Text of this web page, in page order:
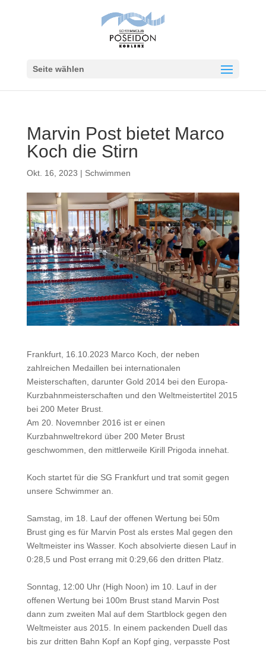
Seite wählen
Marvin Post bietet Marco
Koch die Stirn
Okt. 16, 2023 | Schwimmen
Frankfurt, 16.10.2023 Marco Koch, der neben
zahlreichen Medaillen bei internationalen
Meisterschaften, darunter Gold 2014 bei den Europa-
Kurzbahnmeisterschaften und den Weltmeistertitel 2015
bei 200 Meter Brust.
Am 20. Novemnber 2016 ist er einen
Kurzbahnweltrekord über 200 Meter Brust
geschwommen, den mittlerweile Kirill Prigoda innehat.
Koch startet für die SG Frankfurt und trat somit gegen
unsere Schwimmer an.
Samstag, im 18. Lauf der offenen Wertung bei 50m
Brust ging es für Marvin Post als erstes Mal gegen den
Weltmeister ins Wasser. Koch absolvierte diesen Lauf in
0:28,5 und Post errang mit 0:29,66 den dritten Platz.
Sonntag, 12:00 Uhr (High Noon) im 10. Lauf in der
offenen Wertung bei 100m Brust stand Marvin Post
dann zum zweiten Mal auf dem Startblock gegen den
Weltmeister aus 2015. In einem packenden Duell das
bis zur dritten Bahn Kopf an Kopf ging, verpasste Post